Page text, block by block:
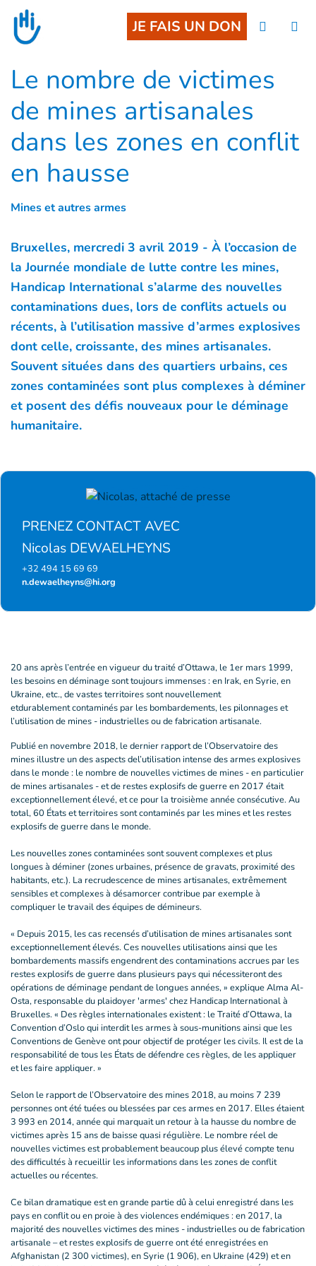
Go to main content
JE FAIS UN DON
Le nombre de victimes
de mines artisanales
dans les zones en conflit
en hausse
Mines et autres armes
Bruxelles, mercredi 3 avril 2019 - À l’occasion de
la Journée mondiale de lutte contre les mines,
Handicap International s’alarme des nouvelles
contaminations dues, lors de conflits actuels ou
récents, à l’utilisation massive d’armes explosives
dont celle, croissante, des mines artisanales.
Souvent situées dans des quartiers urbains, ces
zones contaminées sont plus complexes à déminer
et posent des défis nouveaux pour le déminage
humanitaire.
PRENEZ CONTACT AVEC
Nicolas DEWAELHEYNS
+32 494 15 69 69
n.dewaelheyns@hi.org
20 ans après l’entrée en vigueur du traité d’Ottawa, le 1er mars 1999,
les besoins en déminage sont toujours immenses : en Irak, en Syrie, en
Ukraine, etc., de vastes territoires sont nouvellement
etdurablement contaminés par les bombardements, les pilonnages et
l’utilisation de mines - industrielles ou de fabrication artisanale.
Publié en novembre 2018, le dernier rapport de l’Observatoire des
mines illustre un des aspects del’utilisation intense des armes explosives
dans le monde : le nombre de nouvelles victimes de mines - en particulier
de mines artisanales - et de restes explosifs de guerre en 2017 était
exceptionnellement élevé, et ce pour la troisième année consécutive. Au
total, 60 États et territoires sont contaminés par les mines et les restes
explosifs de guerre dans le monde.
Les nouvelles zones contaminées sont souvent complexes et plus
longues à déminer (zones urbaines, présence de gravats, proximité des
habitants, etc.). La recrudescence de mines artisanales, extrêmement
sensibles et complexes à désamorcer contribue par exemple à
compliquer le travail des équipes de démineurs.
« Depuis 2015, les cas recensés d’utilisation de mines artisanales sont
exceptionnellement élevés. Ces nouvelles utilisations ainsi que les
bombardements massifs engendrent des contaminations accrues par les
restes explosifs de guerre dans plusieurs pays qui nécessiteront des
opérations de déminage pendant de longues années, » explique Alma Al-
Osta, responsable du plaidoyer 'armes' chez Handicap International à
Bruxelles. « Des règles internationales existent : le Traité d’Ottawa, la
Convention d’Oslo qui interdit les armes à sous-munitions ainsi que les
Conventions de Genève ont pour objectif de protéger les civils. Il est de la
responsabilité de tous les États de défendre ces règles, de les appliquer
et les faire appliquer. »
Selon le rapport de l’Observatoire des mines 2018, au moins 7 239
personnes ont été tuées ou blessées par ces armes en 2017. Elles étaient
3 993 en 2014, année qui marquait un retour à la hausse du nombre de
victimes après 15 ans de baisse quasi régulière. Le nombre réel de
nouvelles victimes est probablement beaucoup plus élevé compte tenu
des difficultés à recueillir les informations dans les zones de conflit
actuelles ou récentes.
Ce bilan dramatique est en grande partie dû à celui enregistré dans les
pays en conflit ou en proie à des violences endémiques : en 2017, la
majorité des nouvelles victimes des mines - industrielles ou de fabrication
artisanale – et restes explosifs de guerre ont été enregistrées en
Afghanistan (2 300 victimes), en Syrie (1 906), en Ukraine (429) et en